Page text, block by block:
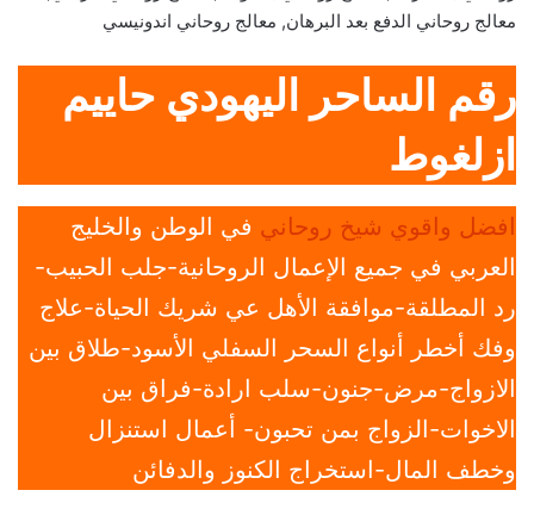
معالج روحاني الدفع بعد البرهان, معالج روحاني اندونيسي
رقم الساحر اليهودي حاييم
ازلغوط
افضل واقوي شيخ روحاني في الوطن والخليج
العربي في جميع الإعمال الروحانية-جلب الحبيب-
رد المطلقة-موافقة الأهل عي شريك الحياة-علاج
وفك أخطر أنواع السحر السفلي الأسود-طلاق بين
الازواج-مرض-جنون-سلب ارادة-فراق بين
الاخوات-الزواج بمن تحبون- أعمال استنزال
وخطف المال-استخراج الكنوز والدفائن